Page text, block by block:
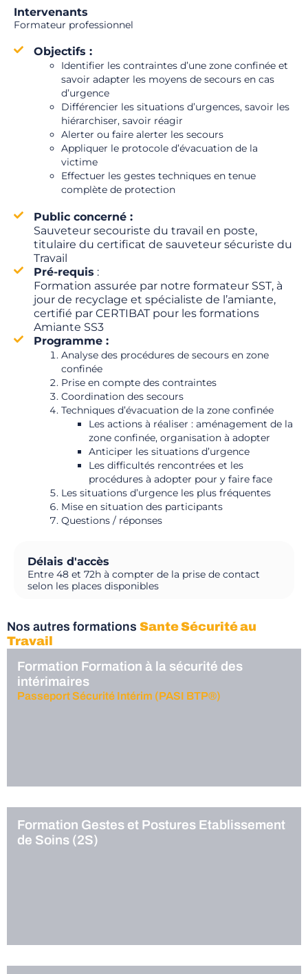
Intervenants
Formateur professionnel
Objectifs :
Identifier les contraintes d’une zone confinée et
savoir adapter les moyens de secours en cas
d’urgence
Différencier les situations d’urgences, savoir les
hiérarchiser, savoir réagir
Alerter ou faire alerter les secours
Appliquer le protocole d’évacuation de la
victime
Effectuer les gestes techniques en tenue
complète de protection
Public concerné :
Sauveteur secouriste du travail en poste,
titulaire du certificat de sauveteur sécuriste du
Travail
Pré-requis :
Formation assurée par notre formateur SST, à
jour de recyclage et spécialiste de l’amiante,
certifié par CERTIBAT pour les formations
Amiante SS3
Programme :
Analyse des procédures de secours en zone
confinée
Prise en compte des contraintes
Coordination des secours
Techniques d’évacuation de la zone confinée
Les actions à réaliser : aménagement de la
zone confinée, organisation à adopter
Anticiper les situations d’urgence
Les difficultés rencontrées et les
procédures à adopter pour y faire face
Les situations d’urgence les plus fréquentes
Mise en situation des participants
Questions / réponses
Délais d'accès
Entre 48 et 72h à compter de la prise de contact
selon les places disponibles
Nos autres formations Sante Sécurité au
Travail
Formation Formation à la sécurité des
intérimaires
Passeport Sécurité Intérim (PASI BTP®)
Formation Gestes et Postures Etablissement
de Soins (2S)